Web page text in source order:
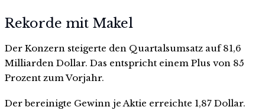
Rekorde mit Makel
Der Konzern steigerte den Quartalsumsatz auf 81,6
Milliarden Dollar. Das entspricht einem Plus von 85
Prozent zum Vorjahr.
Der bereinigte Gewinn je Aktie erreichte 1,87 Dollar.